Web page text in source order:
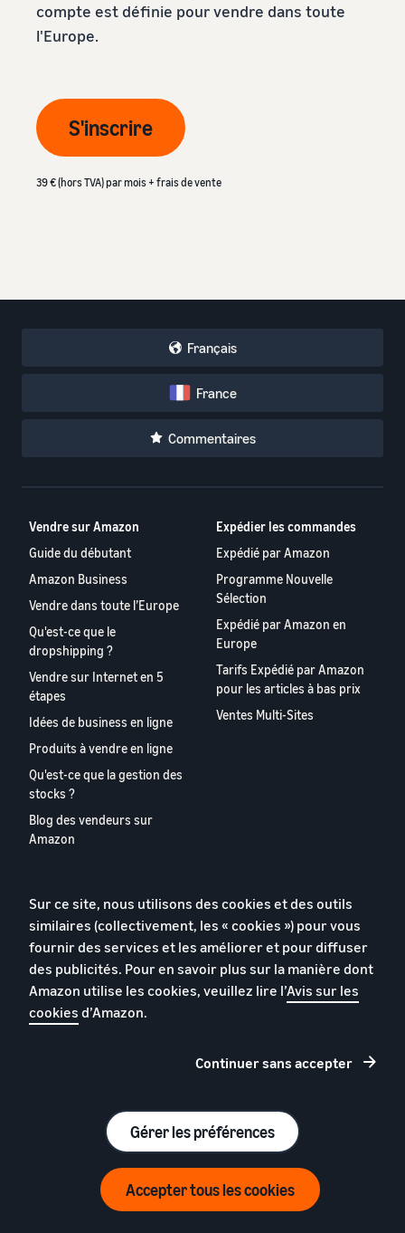
compte est définie pour vendre dans toute
l'Europe.
S'inscrire
39 € (hors TVA) par mois + frais de vente
Français
France
Commentaires
Vendre sur Amazon
Guide du débutant
Amazon Business
Vendre dans toute l’Europe
Qu'est-ce que le
dropshipping ?
Vendre sur Internet en 5
étapes
Idées de business en ligne
Produits à vendre en ligne
Qu'est-ce que la gestion des
stocks ?
Blog des vendeurs sur
Amazon
Expédier les commandes
Expédié par Amazon
Programme Nouvelle
Sélection
Expédié par Amazon en
Europe
Tarifs Expédié par Amazon
pour les articles à bas prix
Ventes Multi-Sites
Vente internationale avec
Amazon
Publicité
Strategic Account Services
reconditionnés
sur Amazon
Lancez et enregistrez votre
marque
Créer une boutique en ligne
Guide pour les nouveaux
Analyses pour la marque
Brand Registry
Seller Central
Seller University
Sur ce site, nous utilisons des cookies et des outils
similaires (collectivement, les « cookies ») pour vous
fournir des services et les améliorer et pour diffuser
des publicités. Pour en savoir plus sur la manière dont
Amazon utilise les cookies, veuillez lire l’Avis sur les
cookies d’Amazon.
Continuer sans accepter
Gérer les préférences
Accepter tous les cookies